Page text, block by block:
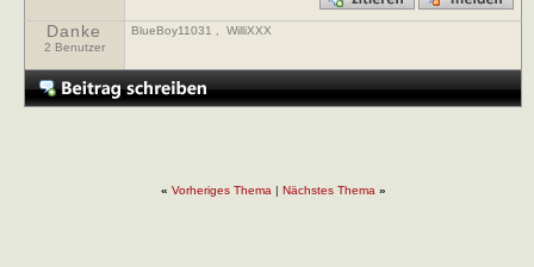
Danke
2 Benutzer
BlueBoy11031 WilliXXX
« Vorheriges Thema | Nächstes Thema »